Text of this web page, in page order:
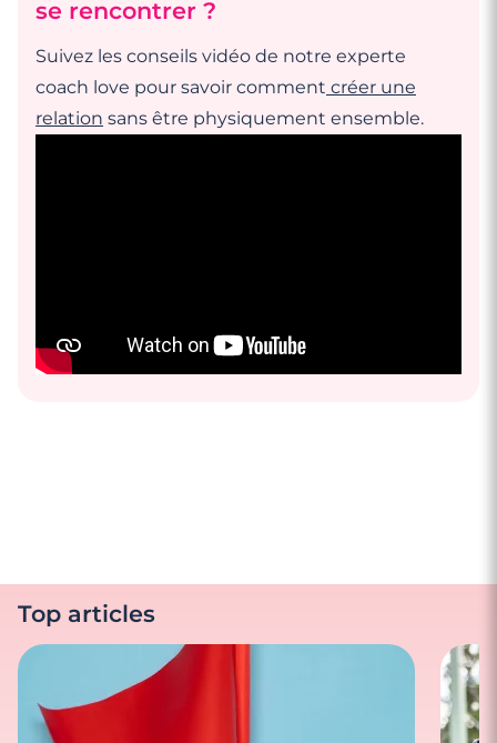
se rencontrer ?
Suivez les conseils vidéo de notre experte
coach love pour savoir comment créer une
relation sans être physiquement ensemble.
Top articles